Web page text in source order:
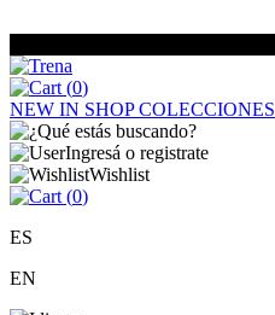
(0)
NEW IN SHOPCOLECCIONES
Ingresá o registrate
Wishlist
(0)
ES
EN